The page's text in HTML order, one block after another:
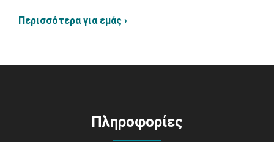
Περισσότερα για εμάς ›
Πληροφορίες